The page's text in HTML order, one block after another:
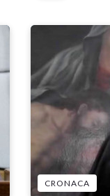
CRONACA